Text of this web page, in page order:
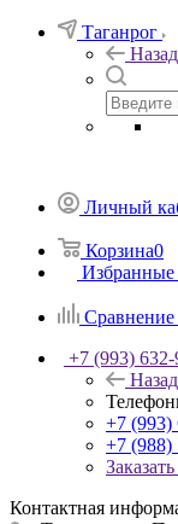
Таганрог
Назад
Личный
Корзина0
Избранные
Сравнение
+7 (993)
Назад
+7 (993)
+7 (988)
Контактная